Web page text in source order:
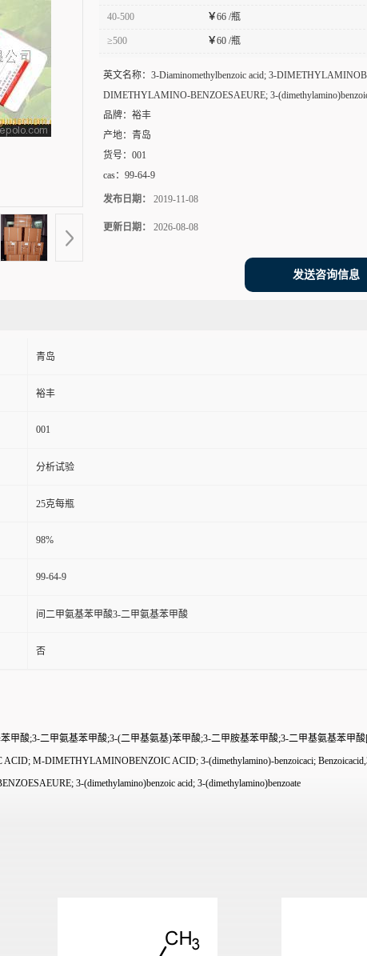
40-500 ￥66 /瓶
≥500 ￥60 /瓶
英文名称： 3-Diaminomethylbenzoic acid; 3-
DIMETHYLAMINO-BENZOESAEURE; 3-
品牌： 裕丰
产地： 青岛
货号： 001
cas： 99-64-9
发布日期： 2019-11-08
更新日期： 2026-08-08
发送咨询信息
青岛
裕丰
001
分析试验
25克每瓶
98%
99-64-9
间二甲氨基苯甲酸3-二甲氨基苯甲酸
否
甲酸;3-二甲氨基苯甲酸;3-(二甲基氨基)苯甲酸;3-二甲胺基苯甲酸;3-二甲基氨基苯甲
M-DIMETHYLAMINOBENZOIC ACID; 3-(dimethylamino)-benzoicaci;
3-(dimethylamino)benzoic acid; 3-(dimethylamino)benzoate